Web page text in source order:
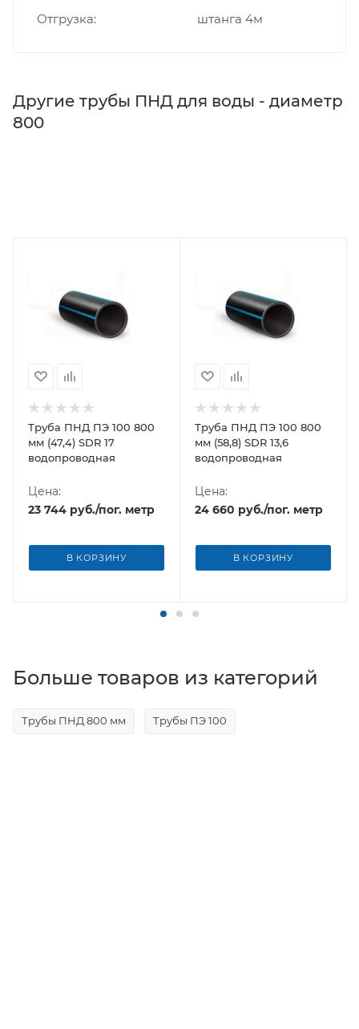
Отгрузка штанга 4м
Другие трубы ПНД для воды - диаметр
800
Труба ПНД ПЭ 100 800
мм (47,4) SDR 17
водопроводная
Цена:
23 744 руб./пог. метр
В КОРЗИНУ
Труба ПНД ПЭ 100 800
мм (58,8) SDR 13,6
водопроводная
Цена:
24 660 руб./пог. метр
В КОРЗИНУ
Больше товаров из категорий
Трубы ПНД 800 мм Трубы ПЭ 100